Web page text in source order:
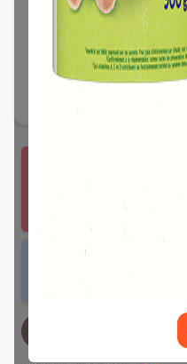
JE DEMANDE MON
Offre valable dans
Vous devez vous